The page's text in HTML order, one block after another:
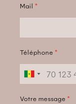
Mail *
Téléphone *
Votre message *